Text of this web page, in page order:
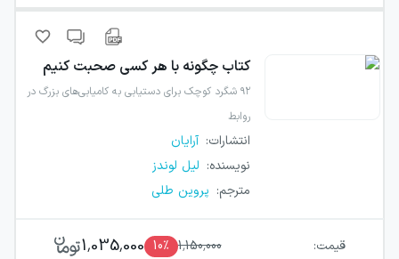
کتاب چگونه با هر کسی صحبت کنیم
۹۲ شگرد کوچک برای دستیابی به کامیابی‌های بزرگ در
روابط‮‬‌‫
انتشارات: آرایان
نویسنده: لیل لوندز
مترجم: پروین طلی
قیمت: 1,150,000
10٪ 1,035,000